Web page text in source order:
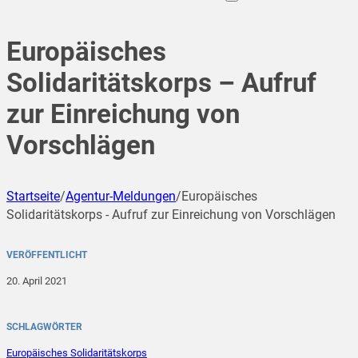
Europäisches
Solidaritätskorps – Aufruf
zur Einreichung von
Vorschlägen
Startseite/Agentur-Meldungen/Europäisches
Solidaritätskorps - Aufruf zur Einreichung von Vorschlägen
VERÖFFENTLICHT
20. April 2021
SCHLAGWÖRTER
Europäisches Solidaritätskorps